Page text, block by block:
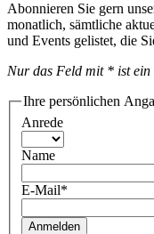
Abonnieren Sie gern
monatlich, sämtliche
und Events gelistet, die
Nur das Feld mit * ist
Ihre persönlichen
Anrede
Name
E-Mail*
Anmelden